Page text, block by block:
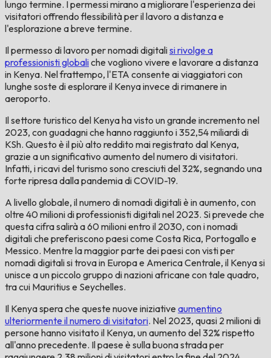
lungo termine. I permessi mirano a migliorare l'esperienza dei
visitatori offrendo flessibilità per il lavoro a distanza e
l'esplorazione a breve termine.
Il permesso di lavoro per nomadi digitalisi rivolge a
professionisti globaliche vogliono vivere e lavorare a distanza
in Kenya. Nel frattempo, l'ETA consente ai viaggiatori con
lunghe soste di esplorare il Kenya invece di rimanere in
aeroporto.
Il settore turistico del Kenya ha visto un grande incremento nel
2023, con guadagni che hanno raggiunto i 352,54 miliardi di
KSh. Questo è il più alto reddito mai registrato dal Kenya,
grazie a un significativo aumento del numero di visitatori.
Infatti, i ricavi del turismo sono cresciuti del 32%, segnando una
forte ripresa dalla pandemia di COVID-19.
A livello globale, il numero di nomadi digitali è in aumento, con
oltre 40 milioni di professionisti digitali nel 2023. Si prevede che
questa cifra salirà a 60 milioni entro il 2030, con i nomadi
digitali che preferiscono paesi come Costa Rica, Portogallo e
Messico. Mentre la maggior parte dei paesi con visti per
nomadi digitali si trova in Europa e America Centrale, il Kenya si
unisce a un piccolo gruppo di nazioni africane con tale quadro,
tra cui Mauritius e Seychelles.
Il Kenya spera che queste nuove iniziative aumentino
ulteriormente il numero di visitatori. Nel 2023, quasi 2 milioni di
persone hanno visitato il Kenya, un aumento del 32% rispetto
all'anno precedente. Il paese è sulla buona strada per